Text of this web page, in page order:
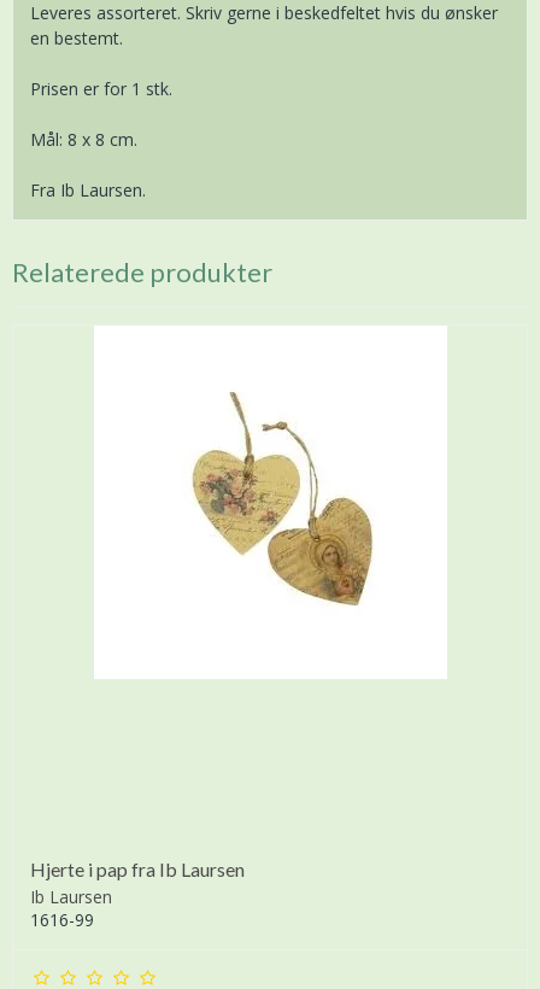
Leveres assorteret. Skriv gerne i beskedfeltet hvis du ønsker
en bestemt.
Prisen er for 1 stk.
Mål: 8 x 8 cm.
Fra Ib Laursen.
Relaterede produkter
Hjerte i pap fra Ib Laursen
Ib Laursen
1616-99